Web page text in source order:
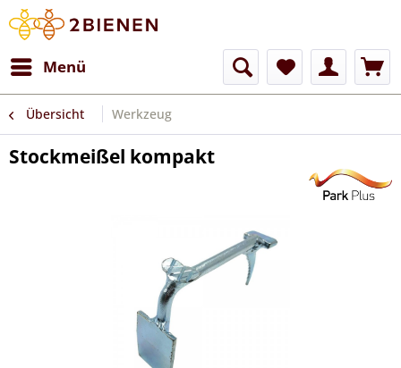
Menü
Übersicht Werkzeug
Stockmeißel kompakt